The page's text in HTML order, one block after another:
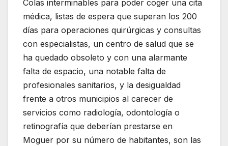
Colas interminables para poder coger una cita
médica, listas de espera que superan los 200
días para operaciones quirúrgicas y consultas
con especialistas, un centro de salud que se
ha quedado obsoleto y con una alarmante
falta de espacio, una notable falta de
profesionales sanitarios, y la desigualdad
frente a otros municipios al carecer de
servicios como radiología, odontología o
retinografía que deberían prestarse en
Moguer por su número de habitantes, son las